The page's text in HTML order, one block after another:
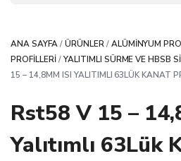
ANA SAYFA/ÜRÜNLER/ALÜMINYUM
PROFILLERI/YALITIMLI SÜRME VE HBSB
15 – 14,8MM ISI YALITIMLI 63LÜK KANAT
Rst58 V 15 –
Yalıtımlı